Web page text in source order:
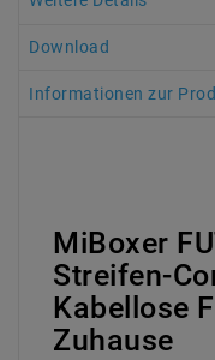
Download
Informationen zur
MiBoxer
Streifen-
Kabellose
Zuhause